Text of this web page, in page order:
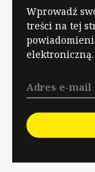
mężczyzn. Ale
zamieszkają,
prawica
histerię
jakiej
na podstawie
o…
Wprowadź
treści na tej
elektroniczną.